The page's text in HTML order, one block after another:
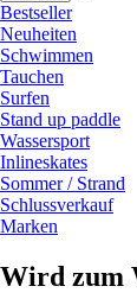
Bestseller
Neuheiten
Schwimmen
Tauchen
Surfen
Stand up paddle
Wassersport
Inlineskates
Sommer / Strand
Schlussverkauf
Marken
Wird zum